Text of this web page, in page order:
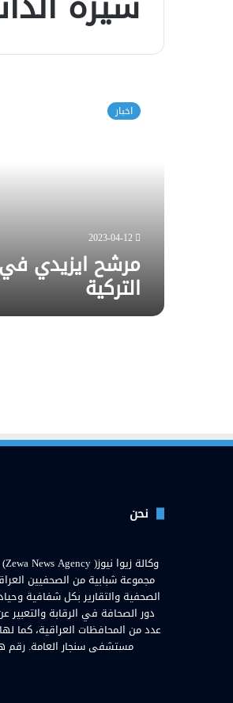
ايزيدياخبار
2023-04-12
مرشح ايزيدي في
التركية
نحن
مجموعة شبابية من الصحفيين
الصحفية والتقارير بكل شفافية
دور الصحافة في الرقابة والتعبير
عدد من المحافظات العراقية، كما